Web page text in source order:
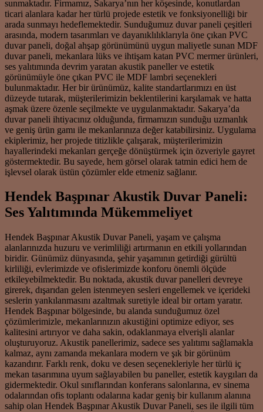
sunmaktadır. Firmamız, Sakarya’nın her köşesinde, konutlardan
ticari alanlara kadar her türlü projede estetik ve fonksiyonelliği bir
arada sunmayı hedeflemektedir. Sunduğumuz duvar paneli çeşitleri
arasında, modern tasarımları ve dayanıklılıklarıyla öne çıkan PVC
duvar paneli, doğal ahşap görünümünü uygun maliyetle sunan MDF
duvar paneli, mekanlara lüks ve ihtişam katan PVC mermer ürünleri,
ses yalıtımında devrim yaratan akustik paneller ve estetik
görünümüyle öne çıkan PVC ile MDF lambri seçenekleri
bulunmaktadır. Her bir ürünümüz, kalite standartlarımızı en üst
düzeyde tutarak, müşterilerimizin beklentilerini karşılamak ve hatta
aşmak üzere özenle seçilmekte ve uygulanmaktadır. Sakarya’da
duvar paneli ihtiyacınız olduğunda, firmamızın sunduğu uzmanlık
ve geniş ürün gamı ile mekanlarınıza değer katabilirsiniz. Uygulama
ekiplerimiz, her projede titizlikle çalışarak, müşterilerimizin
hayallerindeki mekanları gerçeğe dönüştürmek için özveriyle gayret
göstermektedir. Bu sayede, hem görsel olarak tatmin edici hem de
işlevsel olarak üstün çözümler elde etmeniz sağlanır.
Hendek Başpınar Akustik Duvar Paneli:
Ses Yalıtımında Mükemmeliyet
Hendek Başpınar Akustik Duvar Paneli, yaşam ve çalışma
alanlarınızda huzuru ve verimliliği artırmanın en etkili yollarından
biridir. Günümüz dünyasında, şehir yaşamının getirdiği gürültü
kirliliği, evlerimizde ve ofislerimizde konforu önemli ölçüde
etkileyebilmektedir. Bu noktada, akustik duvar panelleri devreye
girerek, dışarıdan gelen istenmeyen sesleri engellemek ve içerideki
seslerin yankılanmasını azaltmak suretiyle ideal bir ortam yaratır.
Hendek Başpınar bölgesinde, bu alanda sunduğumuz özel
çözümlerimizle, mekanlarınızın akustiğini optimize ediyor, ses
kalitesini artırıyor ve daha sakin, odaklanmaya elverişli alanlar
oluşturuyoruz. Akustik panellerimiz, sadece ses yalıtımı sağlamakla
kalmaz, aynı zamanda mekanlara modern ve şık bir görünüm
kazandırır. Farklı renk, doku ve desen seçenekleriyle her türlü iç
mekan tasarımına uyum sağlayabilen bu paneller, estetik kaygıları da
gidermektedir. Okul sınıflarından konferans salonlarına, ev sinema
odalarından ofis toplantı odalarına kadar geniş bir kullanım alanına
sahip olan Hendek Başpınar Akustik Duvar Paneli, ses ile ilgili tüm